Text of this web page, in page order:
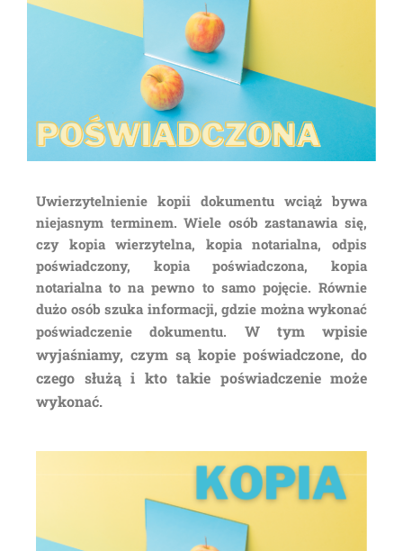
Uwierzytelnienie kopii dokumentu wciąż bywa
niejasnym terminem. Wiele osób zastanawia się,
czy kopia wierzytelna, kopia notarialna, odpis
poświadczony, kopia poświadczona, kopia
notarialna to na pewno to samo pojęcie. Równie
dużo osób szuka informacji, gdzie można wykonać
poświadczenie dokumentu. W tym wpisie
wyjaśniamy, czym są kopie poświadczone, do
czego służą i kto takie poświadczenie może
wykonać.